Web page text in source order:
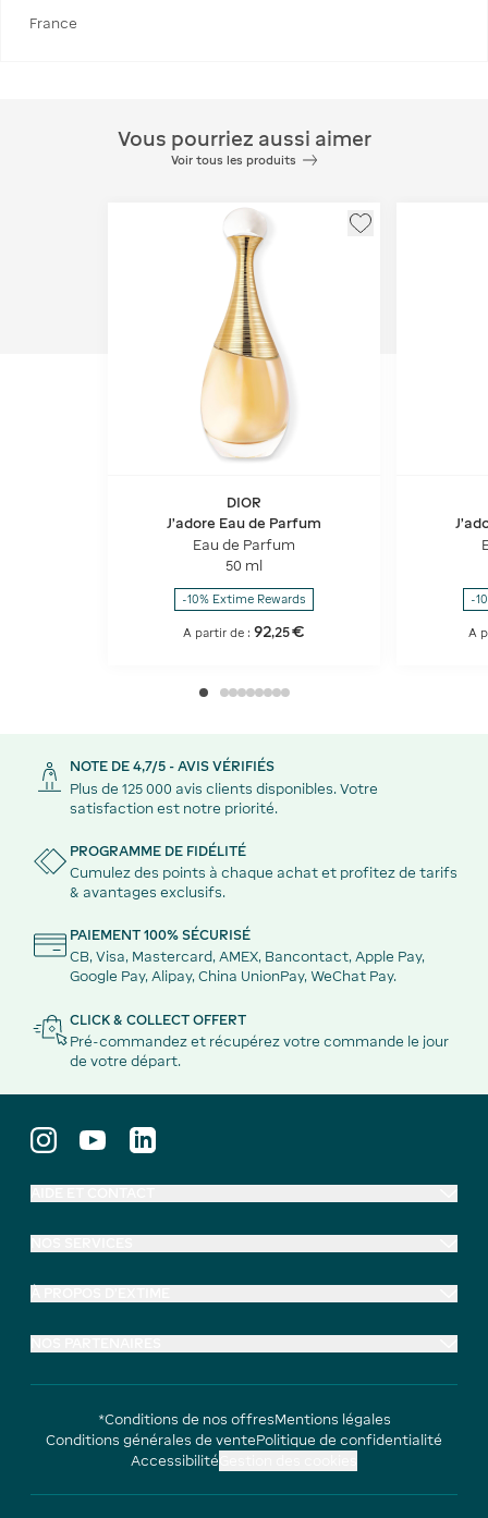
France
Vous pourriez aussi aimer
Voir tous les produits
DIOR
J'adore Eau de Parfum
Eau de Parfum
50 ml
-10% Extime Rewards
A partir de : 92,25€
-
A
NOTE DE 4,7/5 - AVIS VÉRIFIÉS
Plus de 125 000 avis clients disponibles. Votre
satisfaction est notre priorité.
PROGRAMME DE FIDÉLITÉ
Cumulez des points à chaque achat et profitez de tarifs
& avantages exclusifs.
PAIEMENT 100% SÉCURISÉ
CB, Visa, Mastercard, AMEX, Bancontact, Apple Pay,
Google Pay, Alipay, China UnionPay, WeChat Pay.
CLICK & COLLECT OFFERT
Pré-commandez et récupérez votre commande le jour
de votre départ.
*Conditions de nos offresMentions légales
Conditions générales de ventePolitique de confidentialité
Accessibilité